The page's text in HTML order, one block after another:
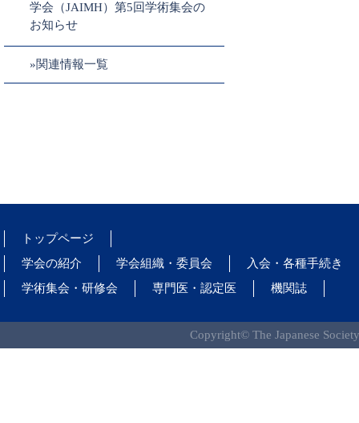
学会（JAIMH）第5回学術集会の
お知らせ
»関連情報一覧
トップページ
学会の紹介
学会組織・委員会
入会・各種手続き
学術集会・研修会
専門医・認定医 機関誌
Copyright© The Japanese